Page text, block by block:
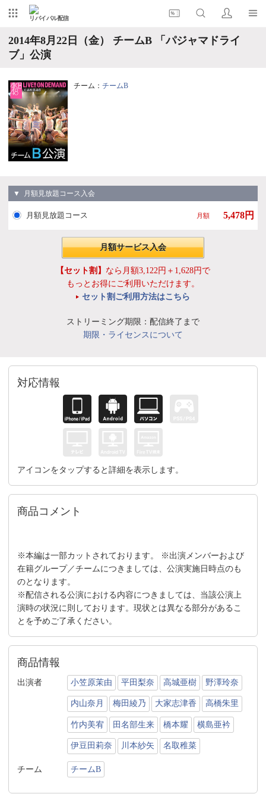
リバイバル配信
2014年8月22日（金） チームB 「パジャマドライ
ブ」公演
チーム： チームB
▼ 月額見放題コース入会
月額見放題コース 月額 5,478円
月額サービス入会
【セット割】 なら月額3,122円＋1,628円で
もっとお得にご利用いただけます。
セット割ご利用方法はこちら
ストリーミング期限：配信終了まで
期限・ライセンスについて
対応情報
アイコンをタップすると詳細を表示します。
商品コメント
※本編は一部カットされております。 ※出演メンバーおよび
在籍グループ／チームにつきましては、公演実施日時点のも
のとなります。
※配信される公演における内容につきましては、当該公演上
演時の状況に則しております。現状とは異なる部分があるこ
とを予めご了承ください。
商品情報
出演者 小笠原茉由 平田梨奈 高城亜樹 野澤玲奈
内山奈月 梅田綾乃 大家志津香 高橋朱里
竹内美宥 田名部生来 橋本耀 横島亜衿
伊豆田莉奈 川本紗矢 名取稚菜
チーム チームB